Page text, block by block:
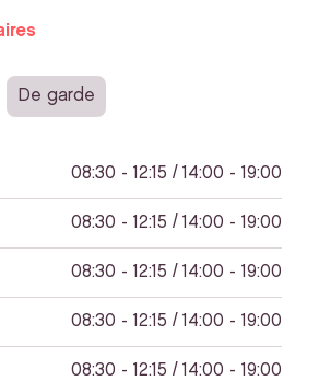
De garde
08:30 - 12:15 / 14:00 - 19:00
08:30 - 12:15 / 14:00 - 19:00
08:30 - 12:15 / 14:00 - 19:00
08:30 - 12:15 / 14:00 - 19:00
08:30 - 12:15 / 14:00 - 19:00